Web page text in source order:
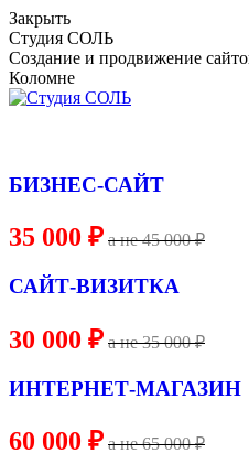
Skip
to
content
Закрыть
Студия СОЛЬ
Создание и продвижение
Коломне
БИЗНЕС-САЙТ
35 000 ₽ a не 45 000 ₽
САЙТ-ВИЗИТКА
30 000 ₽ a не 35 000 ₽
ИНТЕРНЕТ-МАГАЗИН
60 000 ₽ a не 65 000 ₽